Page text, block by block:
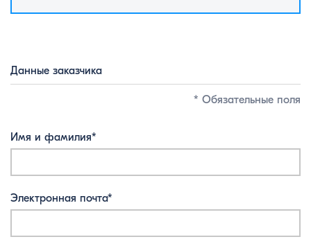
Данные заказчика
* Обязательные поля
Имя и фамилия*
Электронная почта*